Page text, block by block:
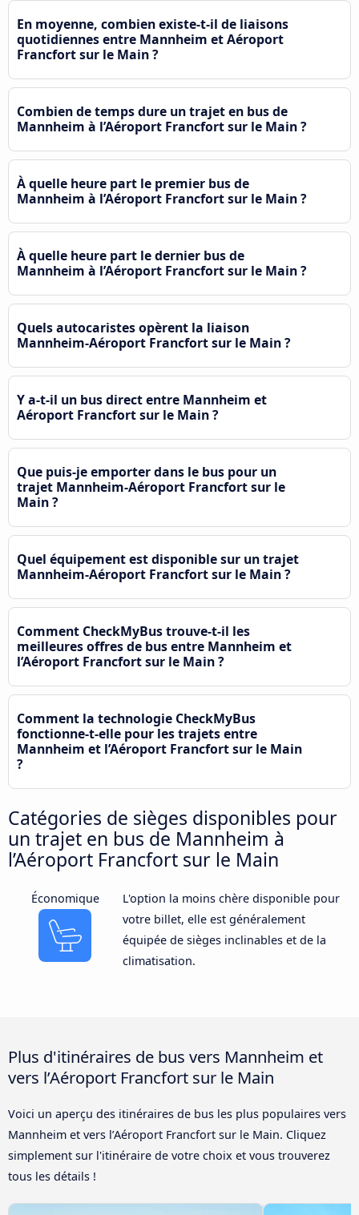
En moyenne, combien existe-t-il de liaisons
quotidiennes entre Mannheim et Aéroport
Francfort sur le Main ?
Combien de temps dure un trajet en bus de
Mannheim à l’Aéroport Francfort sur le Main ?
À quelle heure part le premier bus de
Mannheim à l’Aéroport Francfort sur le Main ?
À quelle heure part le dernier bus de
Mannheim à l’Aéroport Francfort sur le Main ?
Quels autocaristes opèrent la liaison
Mannheim-Aéroport Francfort sur le Main ?
Y a-t-il un bus direct entre Mannheim et
Aéroport Francfort sur le Main ?
Que puis-je emporter dans le bus pour un
trajet Mannheim-Aéroport Francfort sur le
Main ?
Quel équipement est disponible sur un trajet
Mannheim-Aéroport Francfort sur le Main ?
Comment CheckMyBus trouve-t-il les
meilleures offres de bus entre Mannheim et
l’Aéroport Francfort sur le Main ?
Comment la technologie CheckMyBus
fonctionne-t-elle pour les trajets entre
Mannheim et l’Aéroport Francfort sur le Main
?
Catégories de sièges disponibles pour
un trajet en bus de Mannheim à
l’Aéroport Francfort sur le Main
Économique
L'option la moins chère disponible pour
votre billet, elle est généralement
équipée de sièges inclinables et de la
climatisation.
Plus d'itinéraires de bus vers Mannheim et
vers l’Aéroport Francfort sur le Main
Voici un aperçu des itinéraires de bus les plus populaires vers
Mannheim et vers l’Aéroport Francfort sur le Main. Cliquez
simplement sur l'itinéraire de votre choix et vous trouverez
tous les détails !